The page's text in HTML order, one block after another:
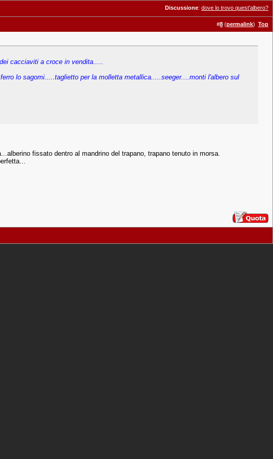
Discussione: dove lo trovo quest'albero?
#8 (permalink) Top
cacciaviti a croce in vendita.....
lo sagomi.....taglietto per la molletta metallica.....seeger....monti l'albero sul
fissato dentro al mandrino del trapano, trapano tenuto in morsa.